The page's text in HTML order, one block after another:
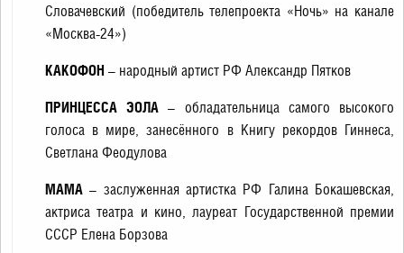
Словачевский (победитель телепроекта «Ночь» на канале
«Москва-24»)
КАКОФОН – народный артист РФ Александр Пятков
ПРИНЦЕССА ЭОЛА– обладательница самого высокого
голоса в мире, занесённого в Книгу рекордов Гиннеса,
Светлана Феодулова
МАМА – заслуженная артистка РФ Галина Бокашевская,
актриса театра и кино, лауреат Государственной премии
СССР Елена Борзова